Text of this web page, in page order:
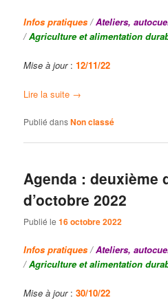
Infos pratiques /Ateliers,
/Agriculture et alimentation
Mise à jour:12/11/22
Lire la suite →
Publié dansNon classé
Agenda : deuxième
d’octobre 2022
Publié le16 octobre 2022
Infos pratiques /Ateliers,
/Agriculture et alimentation
Mise à jour:30/10/22